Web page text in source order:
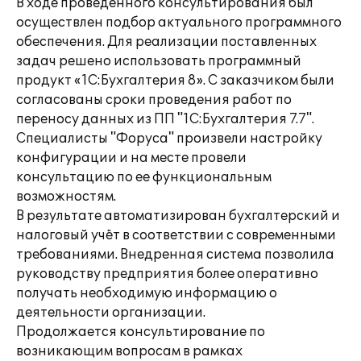
В ходе проведенного консультирования был
осуществлен подбор актуального программного
обеспечения. Для реализации поставленных
задач решено использовать программный
продукт «1С:Бухгалтерия 8». С заказчиком были
согласованы сроки проведения работ по
переносу данных из ПП "1С:Бухгалтерия 7.7".
Специалисты "Форуса" произвели настройку
конфигурации и на месте провели
консультацию по ее функциональным
возможностям.
В результате автоматизирован бухгалтерский и
налоговый учёт в соответствии с современными
требованиями. Внедренная система позволила
руководству предприятия более оперативно
получать необходимую информацию о
деятельности организации.
Продолжается консультирование по
возникающим вопросам в рамках